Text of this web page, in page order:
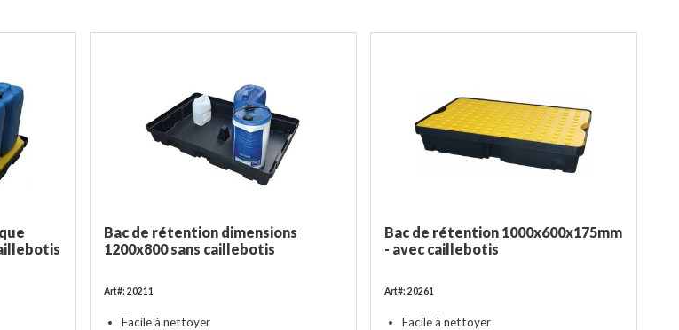
Bac de rétention dimensions
1200x800 sans caillebotis
Art#: 20211
Facile à nettoyer
Bac de rétention 1000x600x175mm
- avec caillebotis
Art#: 20261
Facile à nettoyer